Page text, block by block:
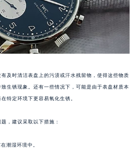
及时清洁表盘上的污渍或汗水残留物，使得这些物质
生锈现象。还有一些情况下，可能是由于表盘材质本
特定环境下更容易氧化生锈。
，建议采取以下措施：
潮湿环境中。